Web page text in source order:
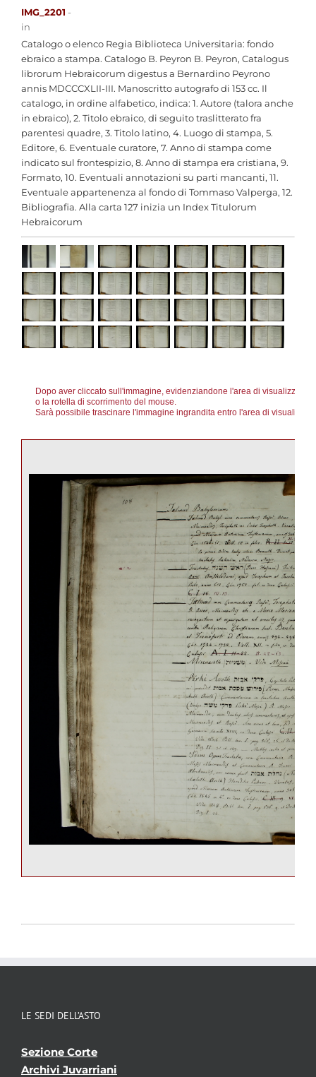
IMG_2201 -
in
Catalogo o elenco Regia Biblioteca Universitaria: fondo
ebraico a stampa. Catalogo B. Peyron B. Peyron, Catalogus
librorum Hebraicorum digestus a Bernardino Peyrono
annis MDCCCXLII-III. Manoscritto autografo di 153 cc. Il
catalogo, in ordine alfabetico, indica: 1. Autore (talora anche
in ebraico), 2. Titolo ebraico, di seguito traslitterato fra
parentesi quadre, 3. Titolo latino, 4. Luogo di stampa, 5.
Editore, 6. Eventuale curatore, 7. Anno di stampa come
indicato sul frontespizio, 8. Anno di stampa era cristiana, 9.
Formato, 10. Eventuali annotazioni su parti mancanti, 11.
Eventuale appartenenza al fondo di Tommaso Valperga, 12.
Bibliografia. Alla carta 127 inizia un Index Titulorum
Hebraicorum
LE SEDI DELL’ASTO
Sezione Corte
Archivi Juvarriani